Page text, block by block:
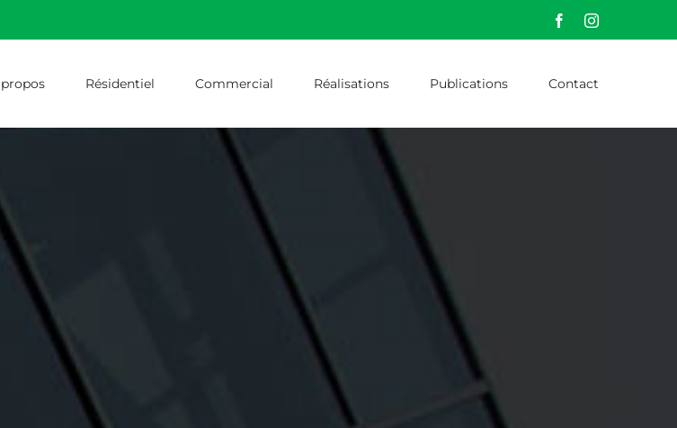
FacebookInstagram
Résidentiel Commercial Réalisations Publications Contact